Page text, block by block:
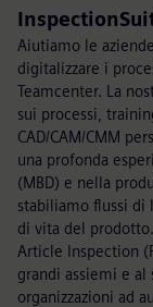
Aiutiamo le
digitalizzare i
Teamcenter. La
sui processi,
CAD/CAM/CMM
una profonda
(MBD) e nella
stabiliamo flussi
di vita del
Article Inspection
grandi assiemi e
organizzazioni ad